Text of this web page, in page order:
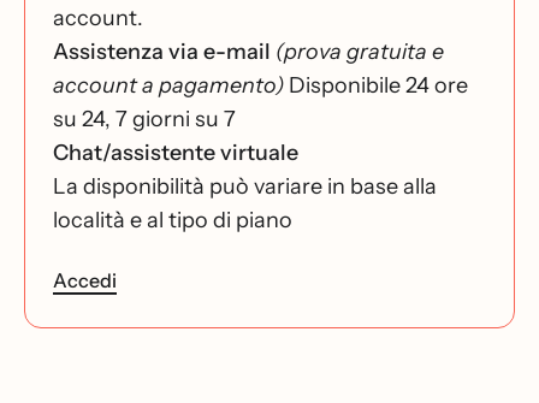
account.
Assistenza via e-mail (prova gratuita e
account a pagamento) Disponibile 24 ore
su 24, 7 giorni su 7
Chat/assistente virtuale
La disponibilità può variare in base alla
località e al tipo di piano
Accedi